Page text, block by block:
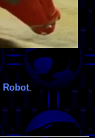
Robot.